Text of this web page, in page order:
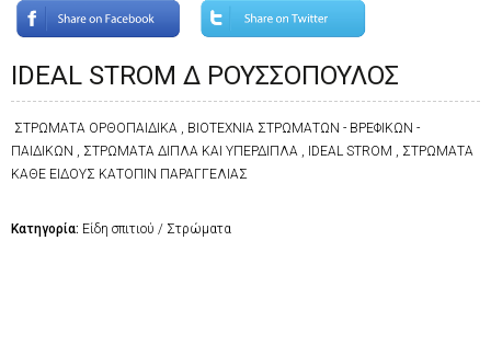
IDEAL STROM Δ ΡΟΥΣΣΟΠΟΥΛΟΣ
ΣΤΡΩΜΑΤΑ ΟΡΘΟΠΑΙΔΙΚΑ , ΒΙΟΤΕΧΝΙΑ ΣΤΡΩΜΑΤΩΝ - ΒΡΕΦΙΚΩΝ -
ΠΑΙΔΙΚΩΝ , ΣΤΡΩΜΑΤΑ ΔΙΠΛΑ ΚΑΙ ΥΠΕΡΔΙΠΛΑ , IDEAL STROM , ΣΤΡΩΜΑΤΑ
ΚΑΘΕ ΕΙΔΟΥΣ ΚΑΤΟΠΙΝ ΠΑΡΑΓΓΕΛΙΑΣ
Κατηγορία: Είδη σπιτιού / Στρώματα